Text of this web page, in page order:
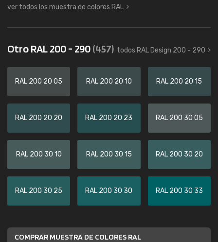
ver todos los muestra de colores RAL
Otro RAL 200 - 290(457) todos RAL Design 200 - 290
RAL 200 20 05 RAL 200 20 10 RAL 200 20 15
RAL 200 20 20 RAL 200 20 23 RAL 200 30 05
RAL 200 30 10 RAL 200 30 15 RAL 200 30 20
RAL 200 30 25 RAL 200 30 30 RAL 200 30 33
COMPRAR MUESTRA DE COLORES RAL